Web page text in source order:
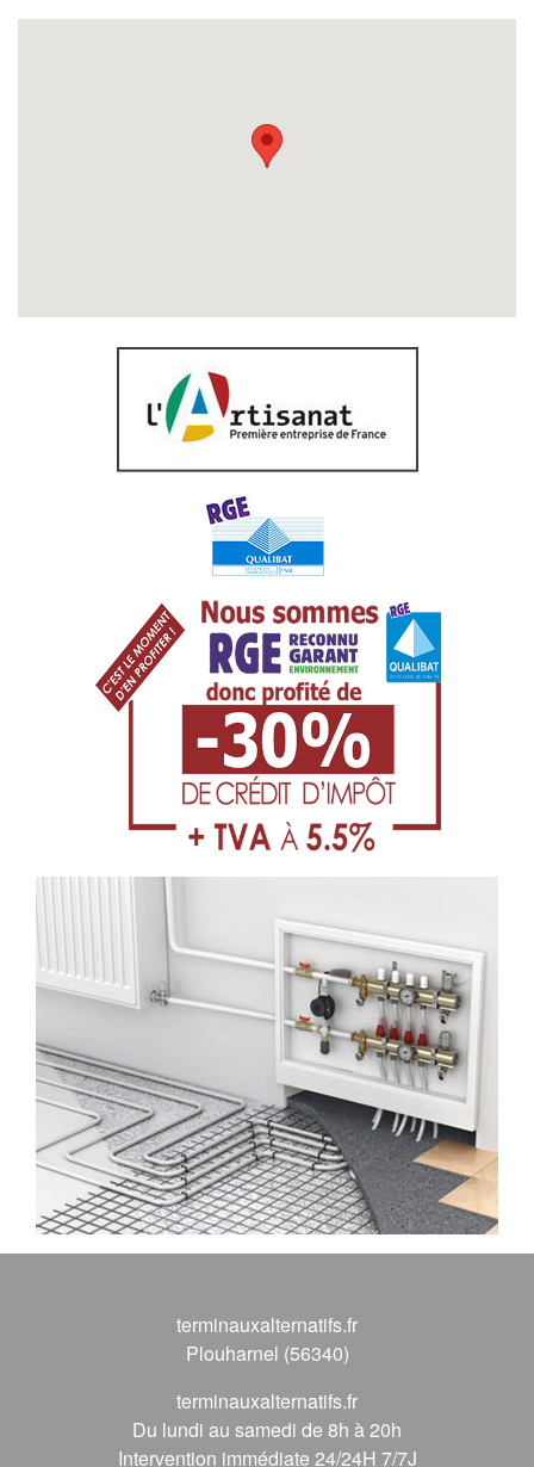
terminauxalternatifs.fr
Plouharnel (56340)
terminauxalternatifs.fr
Du lundi au samedi de 8h à 20h
Intervention immédiate 24/24H 7/7J